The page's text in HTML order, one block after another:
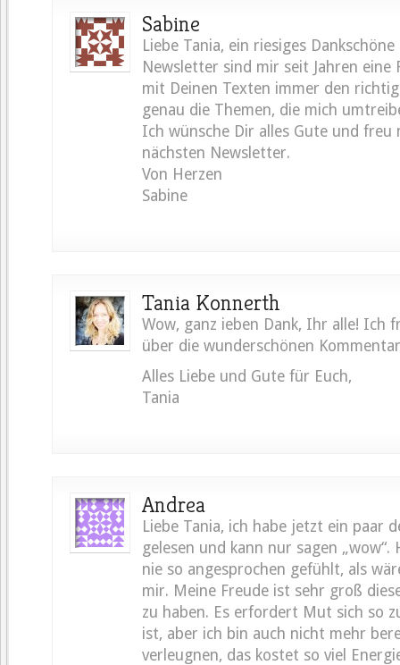
Sabine
Liebe Tania, ein riesiges
Newsletter sind mir seit Jahren
mit Deinen Texten immer den
genau die Themen, die mich
Ich wünsche Dir alles Gute und freu
nächsten Newsletter.
Von Herzen
Sabine
Tania Konnerth
Wow, ganz ieben Dank, Ihr alle! Ich
über die wunderschönen
Alles Liebe und Gute für Euch,
Tania
Andrea
Liebe Tania, ich habe jetzt ein paar
gelesen und kann nur sagen „wow“.
nie so angesprochen gefühlt, als
mir. Meine Freude ist sehr groß
zu haben. Es erfordert Mut sich so
ist, aber ich bin auch nicht mehr
verleugnen, das kostet so viel